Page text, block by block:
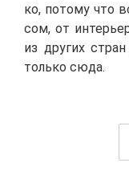
ко, по­то­му что
сом, от
из дру­гих
толь­ко сю­да.